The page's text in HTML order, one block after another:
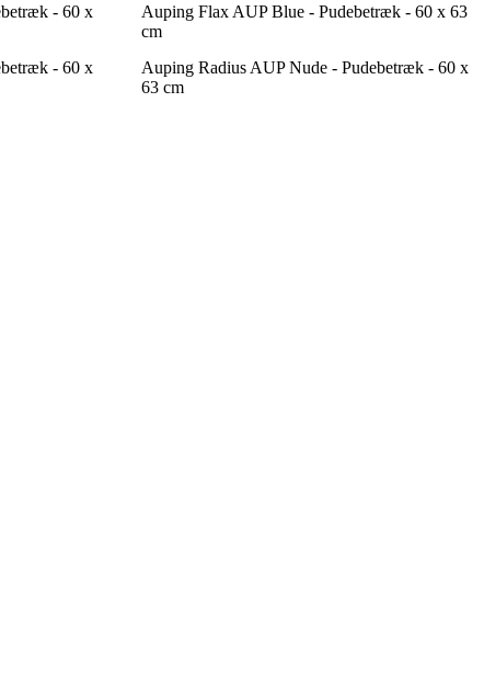
- 60 x
Auping Flax AUP Blue - Pudebetræk - 60 x 63
cm
- 60 x
Auping Radius AUP Nude - Pudebetræk - 60 x
63 cm